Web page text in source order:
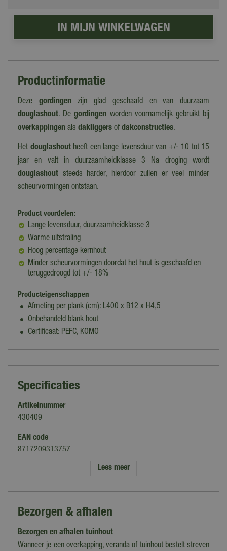
Productinformatie
Deze gordingenzijn glad geschaafd en van duurzaam
douglashout. Degordingen worden voornamelijk gebruikt bij
overkappingen als dakliggers of dakconstructies.
Het douglashoutheeft een lange levensduur van +/- 10 tot 15
jaar en valt in duurzaamheidklasse 3 Na droging wordt
douglashout steeds harder, hierdoor zullen er veel minder
scheurvormingen ontstaan.
Product voordelen:
Lange levensduur, duurzaamheidklasse 3
Warme uitstraling
Hoog percentage kernhout
Minder scheurvormingen doordat het hout is geschaafd en
teruggedroogd tot +/- 18%
Producteigenschappen
Afmeting per plank (cm): L400 x B12 x H4,5
Onbehandeld blank hout
Certificaat: PEFC, KOMO
Specificaties
Artikelnummer
430409
EAN code
8717209313757
Merk
Douglas
Geschikt voor
Dakconstructies, Overkappingen
Lees meer
Bezorgen & afhalen
Bezorgen en afhalen tuinhout
Wanneer je een overkapping, veranda of tuinhout bestelt streven